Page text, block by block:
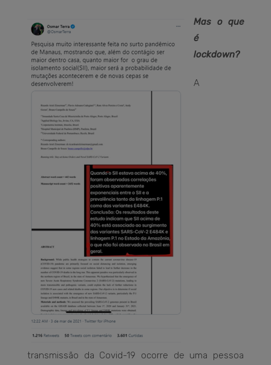
Mas o que
é
lockdown?
A
transmissão da Covid-19 ocorre de uma pessoa